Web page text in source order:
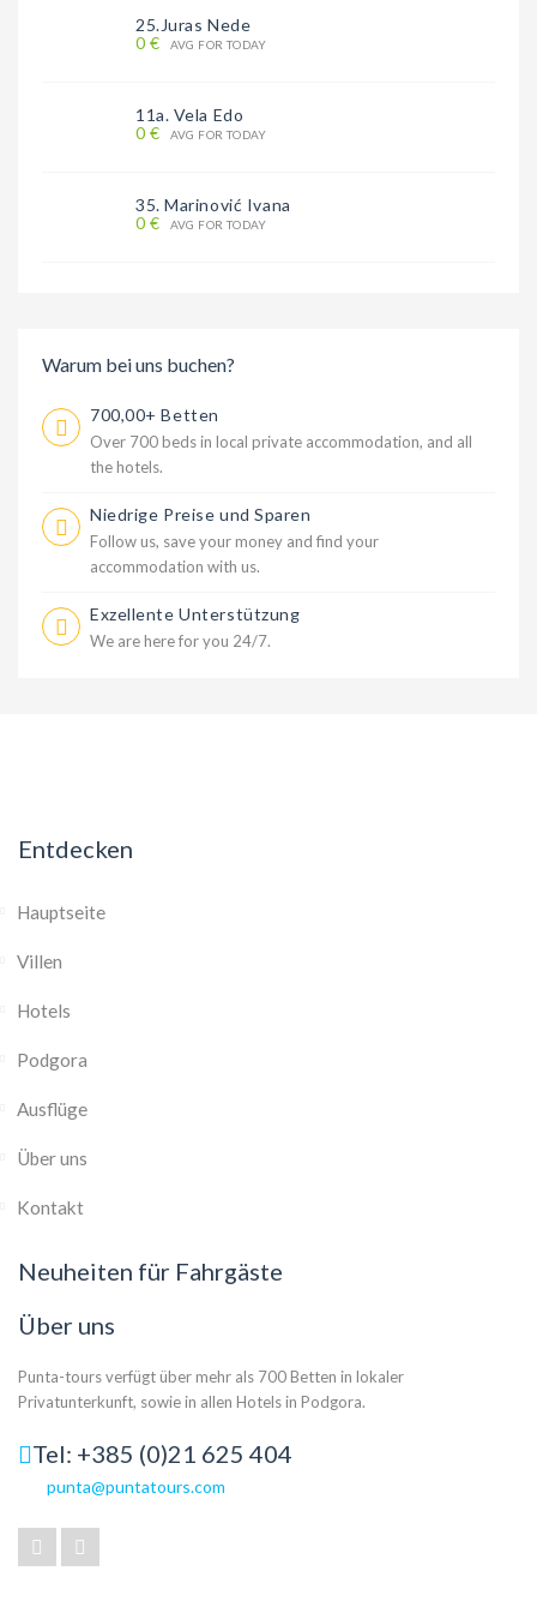
25.Juras Nede
0 €
AVG FOR TODAY
11a. Vela Edo
0 €
AVG FOR TODAY
35. Marinović Ivana
0 €
AVG FOR TODAY
Warum bei uns buchen?
700,00+ Betten
Over 700 beds in local private accommodation, and all
the hotels.
Niedrige Preise und Sparen
Follow us, save your money and find your
accommodation with us.
Exzellente Unterstützung
We are here for you 24/7.
Entdecken
Hauptseite
Villen
Hotels
Podgora
Ausflüge
Über uns
Kontakt
Neuheiten für Fahrgäste
Über uns
Punta-tours verfügt über mehr als 700 Betten in lokaler
Privatunterkunft, sowie in allen Hotels in Podgora.
Tel: +385 (0)21 625 404
punta@puntatours.com